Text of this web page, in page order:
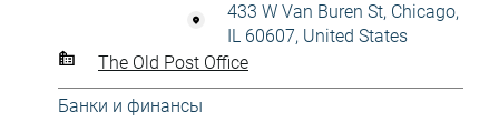
433 W Van Buren St, Chicago,
IL 60607, United States
The Old Post Office
Банки и финансы